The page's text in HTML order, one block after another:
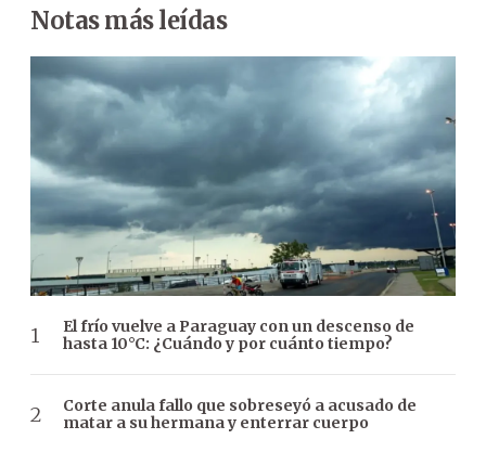
Notas más leídas
El frío vuelve a Paraguay con un descenso de
hasta 10°C: ¿Cuándo y por cuánto tiempo?
Corte anula fallo que sobreseyó a acusado de
matar a su hermana y enterrar cuerpo